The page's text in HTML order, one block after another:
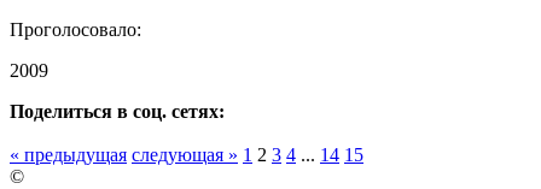
Проголосовало:
2009
Поделиться в соц. сетях:
« предыдущая следующая » 1 2 3 4 ... 14 15
©